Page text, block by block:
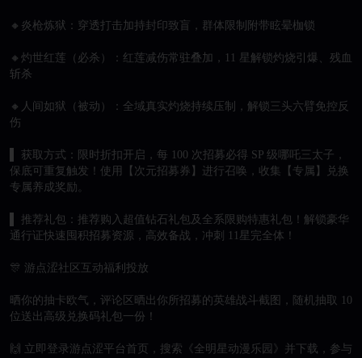
🔸炎枪炼狱：穿透打击加持封印致盲，群体限制附带眩晕枷锁
🔸灼世红莲（必杀）：红莲减伤常驻叠加，11 星解锁灼烧引爆、残血
斩杀
🔸人间如狱（被动）：全域真实灼烧持续压制，解锁三头六臂免控反
伤
▌ 获取方式：限时折扣开启，每 100 次招募必得 SP 级哪吒三太子，
保底可重复触发！使用【次元招募券】进行召唤，收集【专属】兑换
专属养成奖励。
▌ 推荐礼包：推荐购入超值钻石礼包及全系限购特惠礼包！解锁豪华
通行证快速囤积招募资源，高效备战，冲刺 11星完全体！
🎊 游点涩社区互动福利投放
晒你的抽卡欧气，评论区晒出你所招募的英雄战斗截图，随机抽取 10
位送出高级兑换码礼包一份！
🙌 立即登录游点涩平台首页，搜索《全明星动漫乐园》并下载，参与